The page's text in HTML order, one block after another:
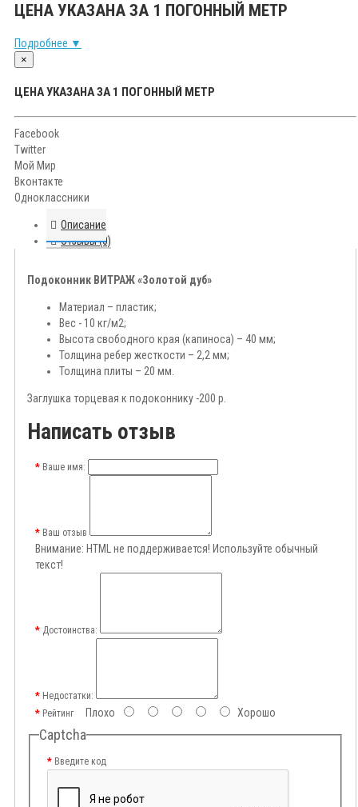
ЦЕНА УКАЗАНА ЗА 1 ПОГОННЫЙ МЕТР
Подробнее ▼
×
ЦЕНА УКАЗАНА ЗА 1 ПОГОННЫЙ МЕТР
Facebook
Twitter
Мой Мир
Вконтакте
Одноклассники
Описание
Отзывы (0)
Подоконник ВИТРАЖ «Золотой дуб»
Материал – пластик;
Вес - 10 кг/м2;
Высота свободного края (капиноса) – 40 мм;
Толщина ребер жесткости – 2,2 мм;
Толщина плиты – 20 мм.
Заглушка торцевая к подоконнику -200 р.
Написать отзыв
Ваше имя:
Ваш отзыв
Внимание: HTML не поддерживается! Используйте обычный
текст!
Достоинства:
Недостатки:
РейтингПлохо Хорошо
Captcha
Введите код